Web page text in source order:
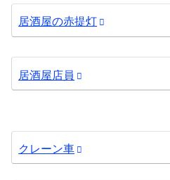
居酒屋の赤提灯
居酒屋店員
クレーン車